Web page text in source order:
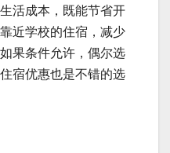
活成本，既能节省开
近学校的住宿，减少
果条件允许，偶尔选
宿优惠也是不错的选